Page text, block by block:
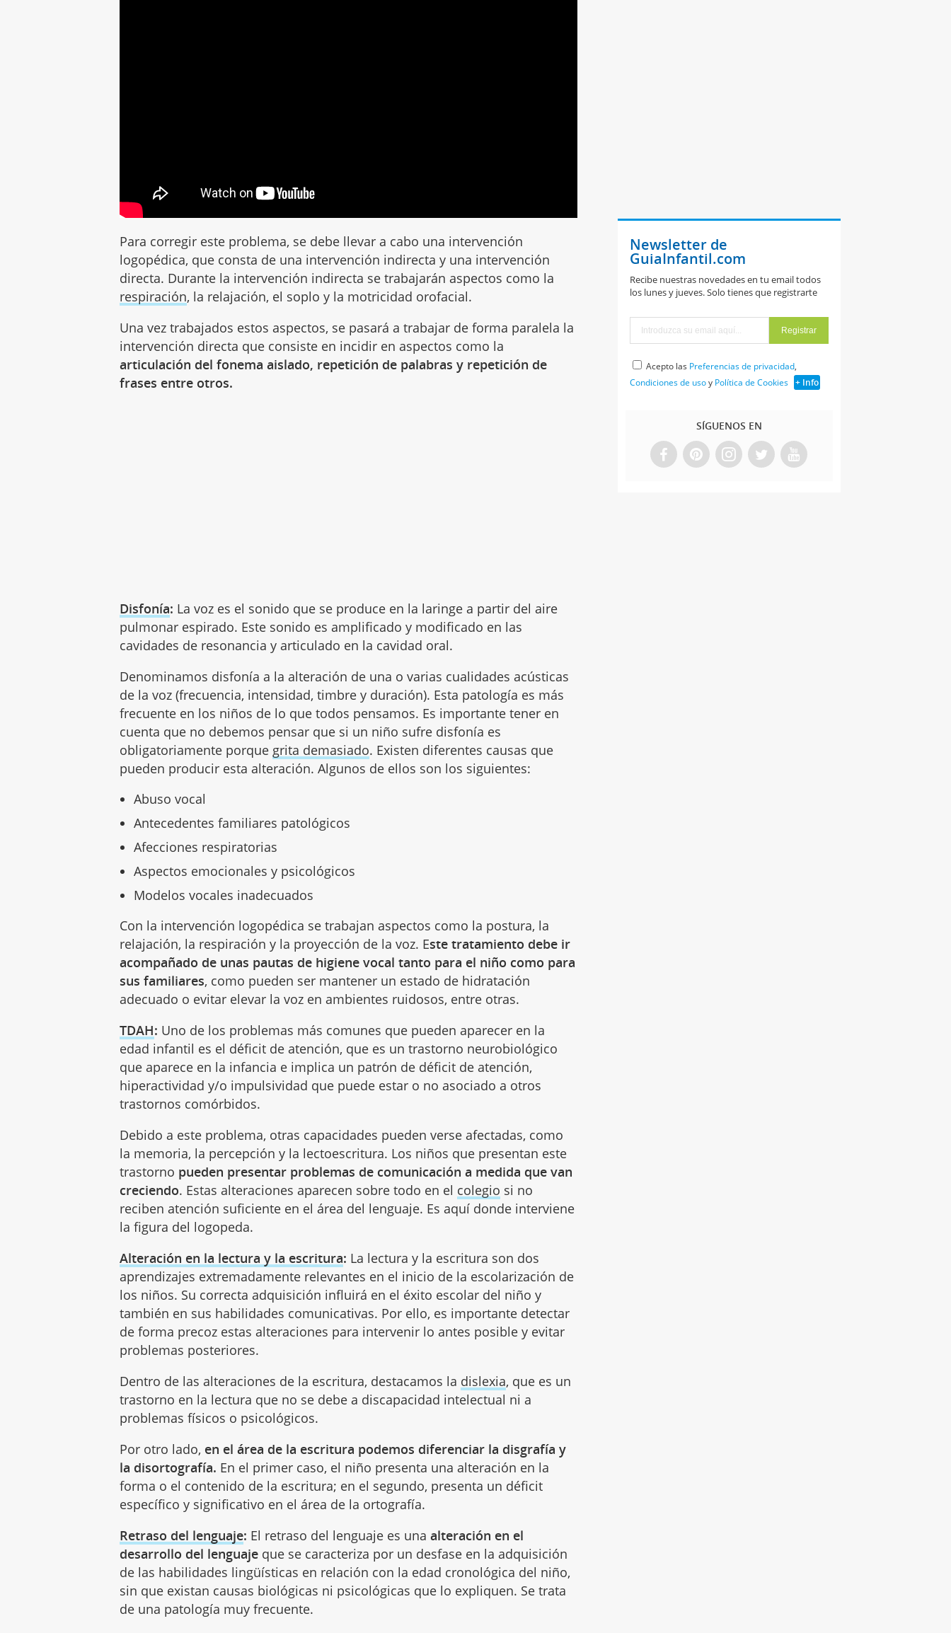
Para corregir este problema, se debe llevar a cabo una intervención
logopédica, que consta de una intervención indirecta y una intervención
directa. Durante la intervención indirecta se trabajarán aspectos como la
respiración, la relajación, el soplo y la motricidad orofacial.
Una vez trabajados estos aspectos, se pasará a trabajar de forma paralela la
intervención directa que consiste en incidir en aspectos como la
articulación del fonema aislado, repetición de palabras y repetición de
frases entre otros.
Disfonía: La voz es el sonido que se produce en la laringe a partir del aire
pulmonar espirado. Este sonido es amplificado y modificado en las
cavidades de resonancia y articulado en la cavidad oral.
Denominamos disfonía a la alteración de una o varias cualidades acústicas
de la voz (frecuencia, intensidad, timbre y duración). Esta patología es más
frecuente en los niños de lo que todos pensamos. Es importante tener en
cuenta que no debemos pensar que si un niño sufre disfonía es
obligatoriamente porque grita demasiado. Existen diferentes causas que
pueden producir esta alteración. Algunos de ellos son los siguientes:
Abuso vocal
Antecedentes familiares patológicos
Afecciones respiratorias
Aspectos emocionales y psicológicos
Modelos vocales inadecuados
Con la intervención logopédica se trabajan aspectos como la postura, la
relajación, la respiración y la proyección de la voz. Este tratamiento debe ir
acompañado de unas pautas de higiene vocal tanto para el niño como para
sus familiares, como pueden ser mantener un estado de hidratación
adecuado o evitar elevar la voz en ambientes ruidosos, entre otras.
TDAH: Uno de los problemas más comunes que pueden aparecer en la
edad infantil es el déficit de atención, que es un trastorno neurobiológico
que aparece en la infancia e implica un patrón de déficit de atención,
hiperactividad y/o impulsividad que puede estar o no asociado a otros
trastornos comórbidos.
Debido a este problema, otras capacidades pueden verse afectadas, como
la memoria, la percepción y la lectoescritura. Los niños que presentan este
trastorno pueden presentar problemas de comunicación a medida que van
creciendo. Estas alteraciones aparecen sobre todo en el colegio si no
reciben atención suficiente en el área del lenguaje. Es aquí donde interviene
la figura del logopeda.
Alteración en la lectura y la escritura: La lectura y la escritura son dos
aprendizajes extremadamente relevantes en el inicio de la escolarización de
los niños. Su correcta adquisición influirá en el éxito escolar del niño y
también en sus habilidades comunicativas. Por ello, es importante detectar
de forma precoz estas alteraciones para intervenir lo antes posible y evitar
problemas posteriores.
Dentro de las alteraciones de la escritura, destacamos la dislexia, que es un
trastorno en la lectura que no se debe a discapacidad intelectual ni a
problemas físicos o psicológicos.
Por otro lado, en el área de la escritura podemos diferenciar la disgrafía y
la disortografía. En el primer caso, el niño presenta una alteración en la
forma o el contenido de la escritura; en el segundo, presenta un déficit
específico y significativo en el área de la ortografía.
Retraso del lenguaje: El retraso del lenguaje es una alteración en el
desarrollo del lenguaje que se caracteriza por un desfase en la adquisición
de las habilidades lingüísticas en relación con la edad cronológica del niño,
sin que existan causas biológicas ni psicológicas que lo expliquen. Se trata
de una patología muy frecuente.
Newsletter de
GuiaInfantil.com
Recibe nuestras novedades en tu email todos
los lunes y jueves. Solo tienes que registrarte
Acepto las Preferencias de privacidad,
Condiciones de usoy Política de Cookies + Info
SÍGUENOS EN